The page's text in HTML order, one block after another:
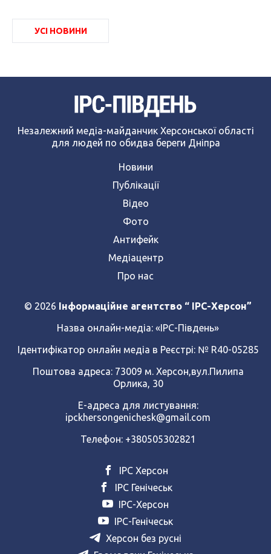
УСІ НОВИНИ
Незалежний медіа-майданчик Херсонської області
для людей по обидва береги Дніпра
Новини
Публікації
Відео
Фото
Антифейк
Медіацентр
Про нас
© 2026
Інформаційне агентство “ IPC-Херсон”
Назва онлайн-медіа: «ІРС-Південь»
Ідентифікатор онлайн медіа в Реєстрі: № R40-05285
Поштова адреса: 73009 м. Херсон,вул.Пилипа
Орлика, 30
Е-адреса для листування:
ipckhersongenichesk@gmail.com
Телефон: +380505302821
ІРС Херсон
ІРС Генічеськ
ІРС-Херсон
ІРС-Генічеськ
Херсон без русні